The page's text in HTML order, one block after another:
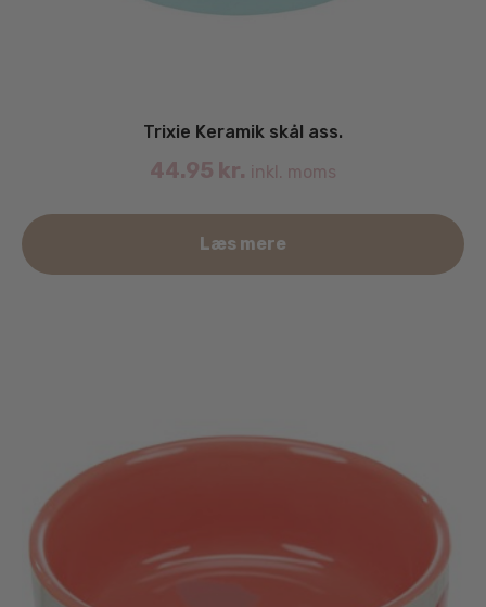
Trixie Keramik skål ass.
44.95 kr. inkl. moms
Læs mere